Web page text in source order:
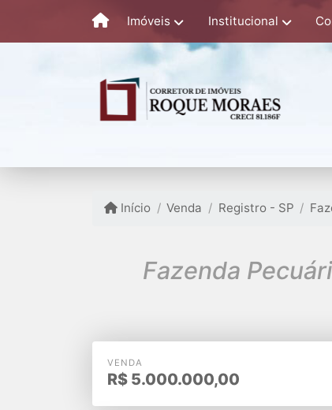
Imóveis Institucional
Início Venda Registro - SP
Fazenda
VENDA
R$ 5.000.000,00